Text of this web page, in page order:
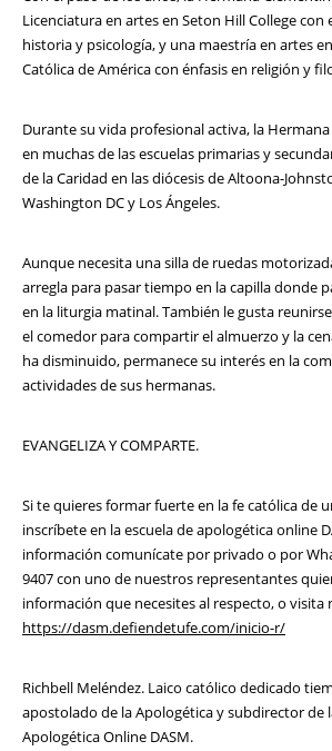
Licenciatura en artes en Seton Hill College con
historia y psicología, y una maestría en artes
Católica de América con énfasis en religión y
Durante su vida profesional activa, la
en muchas de las escuelas primarias y
de la Caridad en las diócesis de Altoona-
Washington DC y Los Ángeles.
Aunque necesita una silla de ruedas
arregla para pasar tiempo en la capilla donde
en la liturgia matinal. También le gusta
el comedor para compartir el almuerzo y la
ha disminuido, permanece su interés en la
actividades de sus hermanas.
EVANGELIZA Y COMPARTE.
Si te quieres formar fuerte en la fe católica de
inscríbete en la escuela de apologética online
información comunícate por privado o por
9407 con uno de nuestros representantes
información que necesites al respecto, o visita
https://dasm.defiendetufe.com/inicio-r/
Richbell Meléndez. Laico católico dedicado
apostolado de la Apologética y subdirector de
Apologética Online DASM.